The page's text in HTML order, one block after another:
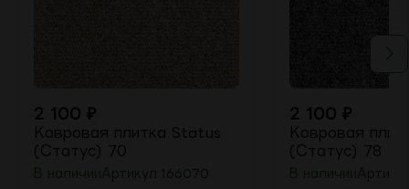
2 100 ₽
Ковровая плитка Status
(Статус) 70
В наличии
2 100 ₽
Ковровая
(Статус) 78
В наличии